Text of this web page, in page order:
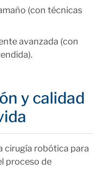
(con técnicas
avanzada (con
y calidad
cirugía robótica para
proceso de